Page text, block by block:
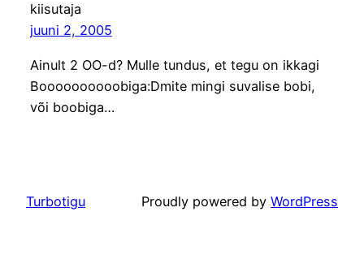
kiisutaja
juuni 2, 2005
Ainult 2 OO-d? Mulle tundus, et tegu on ikkagi
Boooooooooobiga:Dmite mingi suvalise bobi,
või boobiga…
Turbotigu Proudly powered by WordPress